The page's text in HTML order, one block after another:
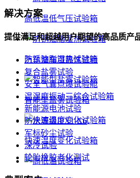
高低温低气压试验箱
防锈油脂湿热试验箱
智能型盐雾试验箱
快速温度变化试验箱
解决方案
提供满足和超越用户期望的高品质产
汽车整车可靠性试验
复合盐雾试验
安全气囊点爆试验舱
温湿度振动三综合试验箱
新能源电池试验
防水等级IPX1-X6
军标砂尘试验
深冷试验
轮胎橡胶老化测试